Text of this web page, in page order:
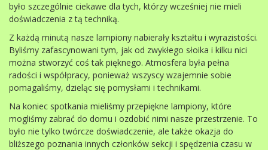
było szczególnie ciekawe dla tych, którzy wcześniej nie mieli
doświadczenia z tą techniką.
Z każdą minutą nasze lampiony nabierały kształtu i wyrazistości.
Byliśmy zafascynowani tym, jak od zwykłego słoika i kilku nici
można stworzyć coś tak pięknego. Atmosfera była pełna
radości i współpracy, ponieważ wszyscy wzajemnie sobie
pomagaliśmy, dzieląc się pomysłami i technikami.
Na koniec spotkania mieliśmy przepiękne lampiony, które
mogliśmy zabrać do domu i ozdobić nimi nasze przestrzenie. To
było nie tylko twórcze doświadczenie, ale także okazja do
bliższego poznania innych członków sekcji i spędzenia czasu w